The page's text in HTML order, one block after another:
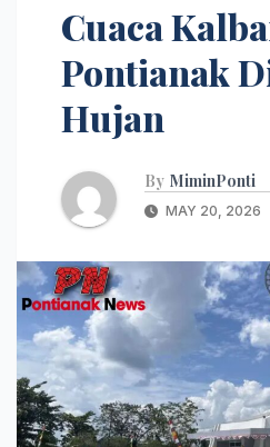
Cuaca
Pontianak
Hujan
By MiminPonti
MAY 20, 2026